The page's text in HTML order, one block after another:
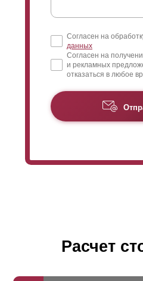
Согласен на
данных
Согласен на
и рекламных
отказаться в любое
Расчет